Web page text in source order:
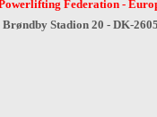
Federation-
Stadion 20 - DK-